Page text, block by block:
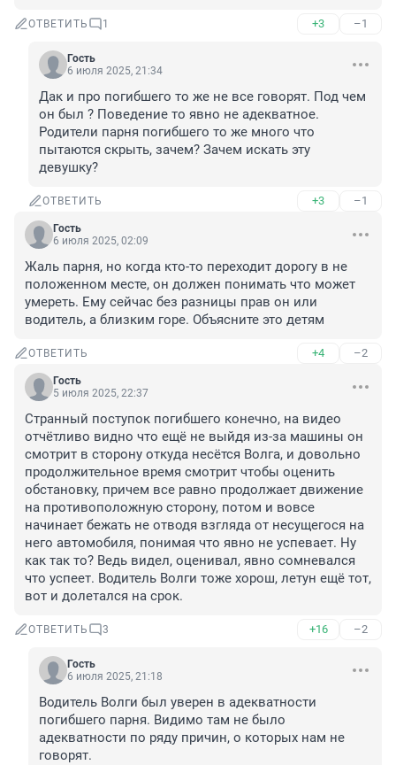
ОТВЕТИТЬ 1 +3 –1
Гость
6 июля 2025, 21:34
Дак и про погибшего то же не все говорят. Под чем
он был ? Поведение то явно не адекватное.
Родители парня погибшего то же много что
пытаются скрыть, зачем? Зачем искать эту
девушку?
ОТВЕТИТЬ +3 –1
Гость
6 июля 2025, 02:09
Жаль парня, но когда кто-то переходит дорогу в не
положенном месте, он должен понимать что может
умереть. Ему сейчас без разницы прав он или
водитель, а близким горе. Объясните это детям
ОТВЕТИТЬ +4 –2
Гость
5 июля 2025, 22:37
Странный поступок погибшего конечно, на видео
отчётливо видно что ещё не выйдя из-за машины он
смотрит в сторону откуда несётся Волга, и довольно
продолжительное время смотрит чтобы оценить
обстановку, причем все равно продолжает движение
на противоположную сторону, потом и вовсе
начинает бежать не отводя взгляда от несущегося на
него автомобиля, понимая что явно не успевает. Ну
как так то? Ведь видел, оценивал, явно сомневался
что успеет. Водитель Волги тоже хорош, летун ещё тот,
вот и долетался на срок.
ОТВЕТИТЬ 3 +16 –2
Гость
6 июля 2025, 21:18
Водитель Волги был уверен в адекватности
погибшего парня. Видимо там не было
адекватности по ряду причин, о которых нам не
говорят.